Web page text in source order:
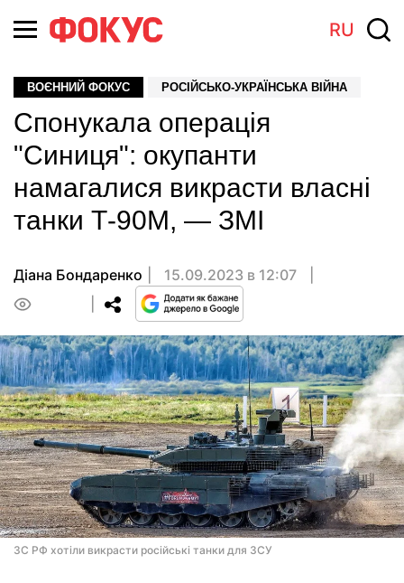
RU
ВОЄННИЙ ФОКУС РОСІЙСЬКО-УКРАЇНСЬКА ВІЙНА
Спонукала операція
"Синиця": окупанти
намагалися викрасти власні
танки Т-90М, — ЗМІ
Діана Бондаренко
15.09.2023 в 12:07
ЗС РФ хотіли викрасти російські танки для ЗСУ